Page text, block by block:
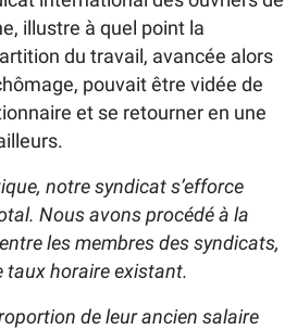
illustre à quel point la
du travail, avancée alors
pouvait être vidée de
et se retourner en une
notre syndicat s’efforce
Nous avons procédé à la
les membres des syndicats,
horaire existant.
de leur ancien salaire